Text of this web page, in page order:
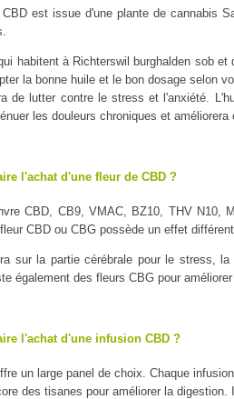
CBD est issue d'une plante de cannabis
habitent à Richterswil burghalden sob
la bonne huile et le bon dosage selon
de lutter contre le stress et l'anxiété.
les douleurs chroniques et
l'achat d'une fleur de CBD ?
CBD, CB9, VMAC, BZ10, THV N10,
CBD ou CBG possède un effet
sur la partie cérébrale pour le stress,
également des fleurs CBG pour
l'achat d'une infusion CBD ?
un large panel de choix. Chaque
des tisanes pour améliorer la